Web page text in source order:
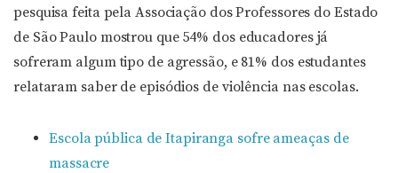
pesquisa feita pela Associação dos Professores do Estado
de São Paulo mostrou que 54% dos educadores já
sofreram algum tipo de agressão, e 81% dos estudantes
relataram saber de episódios de violência nas escolas.
Escola pública de Itapiranga sofre ameaças de
massacre